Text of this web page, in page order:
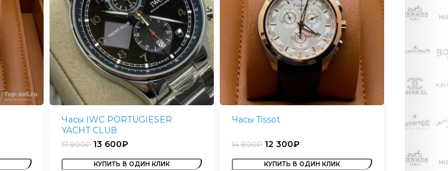
Часы IWC PORTUGIESER
YACHT CLUB
17 900₽ 13 600₽
КУПИТЬ В ОДИН КЛИК
Часы Tissot
14 800₽ 12 300₽
КУПИТЬ В ОДИН КЛИК